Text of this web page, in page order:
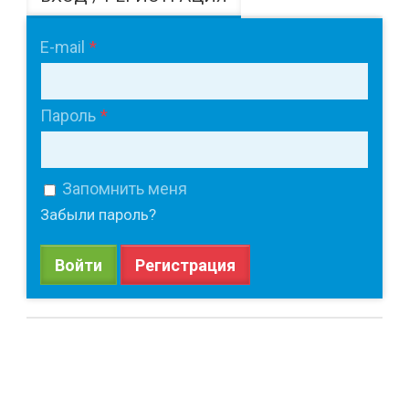
E-mail
Пароль
Запомнить меня
Забыли пароль?
Войти Регистрация